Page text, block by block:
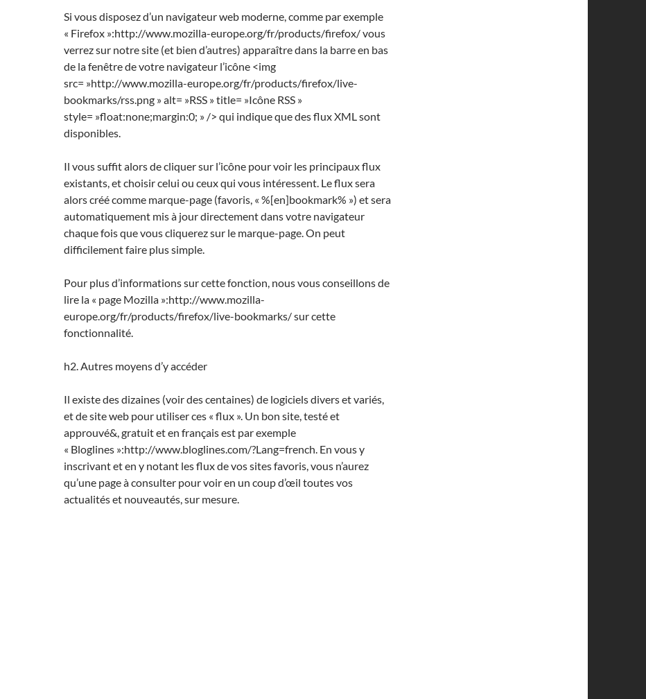
Si vous disposez d’un navigateur web moderne, comme par exemple
« Firefox »:http://www.mozilla-europe.org/fr/products/firefox/ vous
verrez sur notre site (et bien d’autres) apparaître dans la barre en bas
de la fenêtre de votre navigateur l’icône <img
src= »http://www.mozilla-europe.org/fr/products/firefox/live-
bookmarks/rss.png » alt= »RSS » title= »Icône RSS »
style= »float:none;margin:0; » /> qui indique que des flux XML sont
disponibles.
Il vous suffit alors de cliquer sur l’icône pour voir les principaux flux
existants, et choisir celui ou ceux qui vous intéressent. Le flux sera
alors créé comme marque-page (favoris, « %[en]bookmark% ») et sera
automatiquement mis à jour directement dans votre navigateur
chaque fois que vous cliquerez sur le marque-page. On peut
difficilement faire plus simple.
Pour plus d’informations sur cette fonction, nous vous conseillons de
lire la « page Mozilla »:http://www.mozilla-
europe.org/fr/products/firefox/live-bookmarks/ sur cette
fonctionnalité.
h2. Autres moyens d’y accéder
Il existe des dizaines (voir des centaines) de logiciels divers et variés,
et de site web pour utiliser ces « flux ». Un bon site, testé et
approuvé&, gratuit et en français est par exemple
« Bloglines »:http://www.bloglines.com/?Lang=french. En vous y
inscrivant et en y notant les flux de vos sites favoris, vous n’aurez
qu’une page à consulter pour voir en un coup d’œil toutes vos
actualités et nouveautés, sur mesure.